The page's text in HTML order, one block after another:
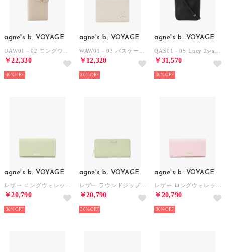
agne's b. VOYAGE
￥22,330
30%
agne's b. VOYAGE
￥12,320
30%
agne's b. VOYAGE
￥31,570
30%
agne's b. VOYAGE
￥20,790
30%
agne's b. VOYAGE
￥20,790
30%
agne's b. VOYAGE
￥20,790
30%